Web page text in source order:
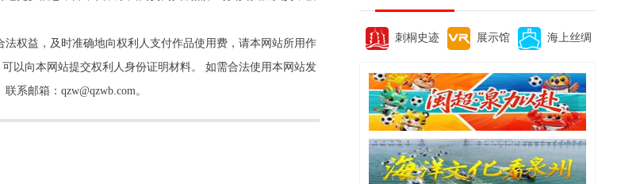
权益，及时准确地向权利人支付作品使用费，请本网站所用作
以向本网站提交权利人身份证明材料。 如需合法使用本网站发
系邮箱：qzw@qzwb.com。
刺桐史迹 展示馆 海上丝绸